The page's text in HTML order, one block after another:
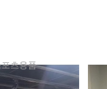
츠용품